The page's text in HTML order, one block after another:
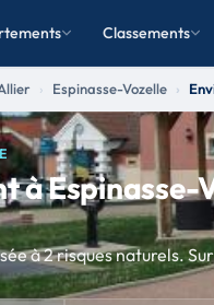
Classements
Espinasse-Vozelle
à Espinasse-
à 2 risques naturels.